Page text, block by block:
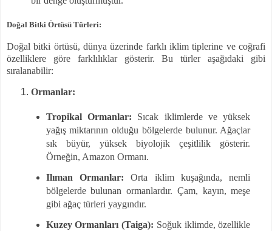
Doğal Bitki Örtüsü Türleri:
Doğal bitki örtüsü, dünya üzerinde farklı iklim tiplerine ve coğrafi
özelliklere göre farklılıklar gösterir. Bu türler aşağıdaki gibi
sıralanabilir:
Ormanlar:
Tropikal Ormanlar: Sıcak iklimlerde ve yüksek
yağış miktarının olduğu bölgelerde bulunur. Ağaçlar
sık büyür, yüksek biyolojik çeşitlilik gösterir.
Örneğin, Amazon Ormanı.
Ilıman Ormanlar: Orta iklim kuşağında, nemli
bölgelerde bulunan ormanlardır. Çam, kayın, meşe
gibi ağaç türleri yaygındır.
Kuzey Ormanları (Taiga): Soğuk iklimde, özellikle